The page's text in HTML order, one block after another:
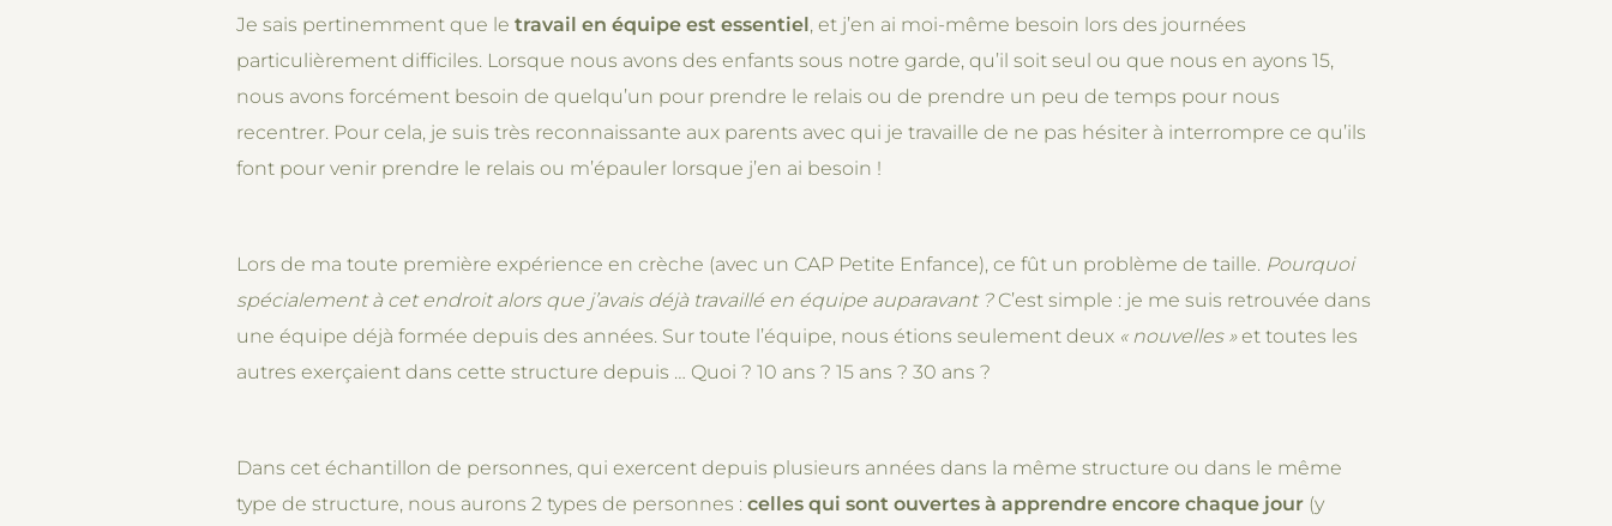
Je sais pertinemment que le travail en équipe est essentiel, et j’en ai moi-même besoin lors des journées
particulièrement difficiles. Lorsque nous avons des enfants sous notre garde, qu’il soit seul ou que nous en ayons 15,
nous avons forcément besoin de quelqu’un pour prendre le relais ou de prendre un peu de temps pour nous
recentrer. Pour cela, je suis très reconnaissante aux parents avec qui je travaille de ne pas hésiter à interrompre ce qu’ils
font pour venir prendre le relais ou m’épauler lorsque j’en ai besoin !
Lors de ma toute première expérience en crèche (avec un CAP Petite Enfance), ce fût un problème de taille. Pourquoi
spécialement à cet endroit alors que j’avais déjà travaillé en équipe auparavant ?C’est simple : je me suis retrouvée dans
une équipe déjà formée depuis des années. Sur toute l’équipe, nous étions seulement deux « nouvelles »et toutes les
autres exerçaient dans cette structure depuis … Quoi ? 10 ans ? 15 ans ? 30 ans ?
Dans cet échantillon de personnes, qui exercent depuis plusieurs années dans la même structure ou dans le même
type de structure, nous aurons 2 types de personnes : celles qui sont ouvertes à apprendre encore chaque jour (y